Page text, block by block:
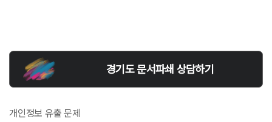
경기도 문서파쇄 상담하기
개인정보 유출 문제